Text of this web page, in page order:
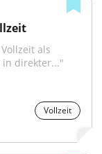
als
in direkter..."
Vollzeit